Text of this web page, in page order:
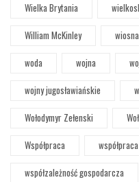
Wielka Brytania
William McKinley
woda
wojna
wojny jugosławiańskie
Wołodymyr Zełenski
Współpraca
współzależność gospodarcza